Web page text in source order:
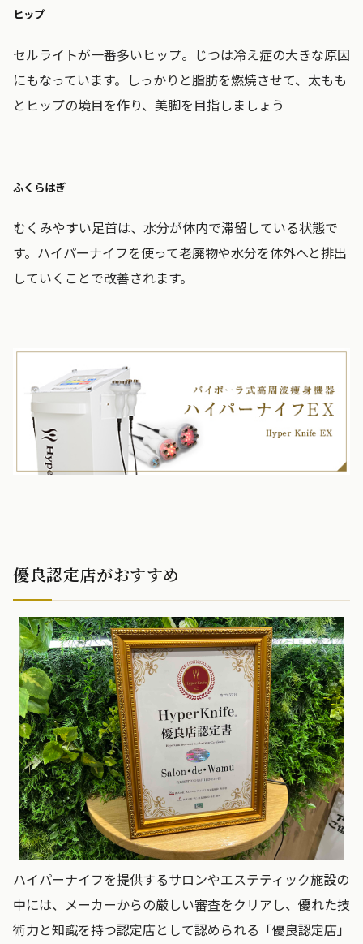
ヒップ
セルライトが一番多いヒップ。じつは冷え症の大きな原因
にもなっています。しっかりと脂肪を燃焼させて、太もも
とヒップの境目を作り、美脚を目指しましょう
ふくらはぎ
むくみやすい足首は、水分が体内で滞留している状態で
す。ハイパーナイフを使って老廃物や水分を体外へと排出
していくことで改善されます。
優良認定店がおすすめ
ハイパーナイフを提供するサロンやエステティック施設の
中には、メーカーからの厳しい審査をクリアし、優れた技
術力と知識を持つ認定店として認められる「優良認定店」